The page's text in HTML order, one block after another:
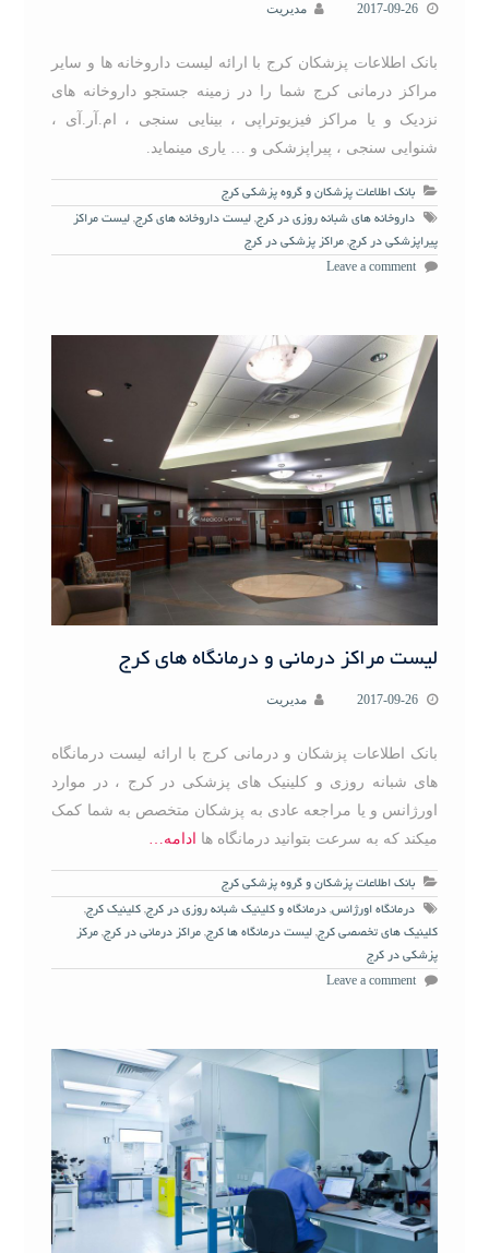
2017-09-26 مدیریت
بانک اطلاعات پزشکان کرج با ارائه لیست داروخانه ها و سایر
مراکز درمانی کرج شما را در زمینه جستجو داروخانه های
نزدیک و یا مراکز فیزیوتراپی ، بینایی سنجی ، ام.آر.آی ،
شنوایی سنجی ، پیراپزشکی و … یاری مینماید.
بانک اطلاعات پزشکان و گروه پزشکی کرج
داروخانه های شبانه روزی در کرج, لیست داروخانه های کرج, لیست مراکز
پیراپزشکی در کرج, مراکز پزشکی در کرج
Leave a comment
لیست مراکز درمانی و درمانگاه های کرج
2017-09-26 مدیریت
بانک اطلاعات پزشکان و درمانی کرج با ارائه لیست درمانگاه
های شبانه روزی و کلینیک های پزشکی در کرج ، در موارد
اورژانس و یا مراجعه عادی به پزشکان متخصص به شما کمک
میکند که به سرعت بتوانید درمانگاه ها ادامه…
بانک اطلاعات پزشکان و گروه پزشکی کرج
درمانگاه اورژانس, درمانگاه و کلینیک شبانه روزی در کرج, کلینیک کرج,
کلینیک های تخصصی کرج, لیست درمانگاه ها کرج, مراکز درمانی در کرج, مرکز
پزشکی در کرج
Leave a comment